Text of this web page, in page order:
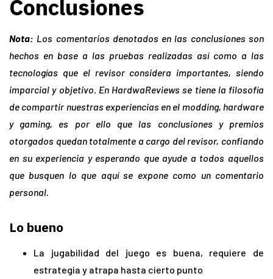
Conclusiones
Nota: Los comentarios denotados en las conclusiones son
hechos en base a las pruebas realizadas asícomo a las
tecnologías que el revisor considera importantes, siendo
imparcial y objetivo. En HardwaReviews se tiene la filosofía
de compartir nuestras experiencias en el modding, hardware
y gaming, es por ello que las conclusiones y premios
otorgados quedan totalmente a cargo del revisor, confiando
en su experiencia y esperando que ayude a todos aquellos
que busquen lo que aquí se expone como un comentario
personal.
Lo bueno
La jugabilidad del juego es buena, requiere de
estrategia y atrapa hasta cierto punto